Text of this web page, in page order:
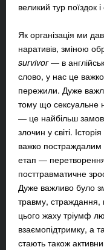
великий тур поїздок і
Як організація ми
наративів, зміною
survivor— в
слово, у нас це
пережили. Дуже
тому що сексуальне
— це найбільш
злочин у світі.
важко
етап —
посттравматичне
Дуже важливо було
травму, страждання,
цього жаху тріумф
взаємопідтримку, а
стають також